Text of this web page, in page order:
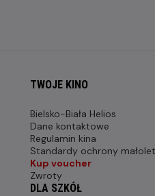
TWOJE KINO
Bielsko-Biała Helios
Dane kontaktowe
Regulamin kina
Standardy ochrony
Kup voucher
Zwroty
DLA SZKÓŁ